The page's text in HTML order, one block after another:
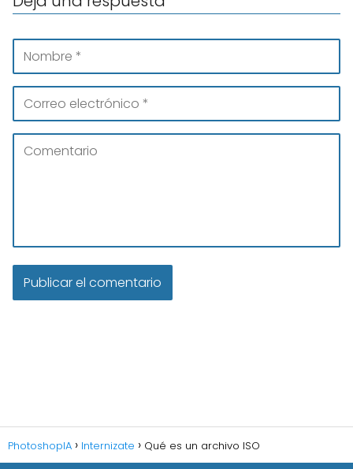
PhotoshopIA Internizate Qué es un archivo ISO